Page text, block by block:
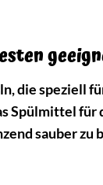
die speziell
Spülmittel
sauber